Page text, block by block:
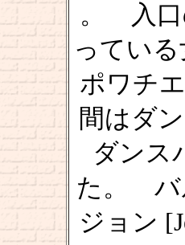
。 入口
ってい
ポワチ
間はダ
ダンス
た。 バ
ジョン